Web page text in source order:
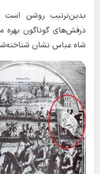
بدین‌ترتیب روشن است
درفش‌های گوناگون بهره
شاه عباس نشان